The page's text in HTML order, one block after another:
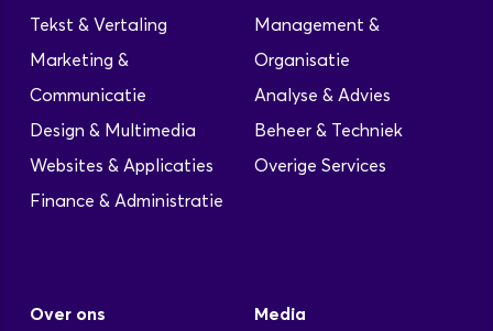
Tekst & Vertaling
Marketing &
Communicatie
Design & Multimedia
Websites & Applicaties
Finance & Administratie
Management &
Organisatie
Analyse & Advies
Beheer & Techniek
Overige Services
Over ons Media